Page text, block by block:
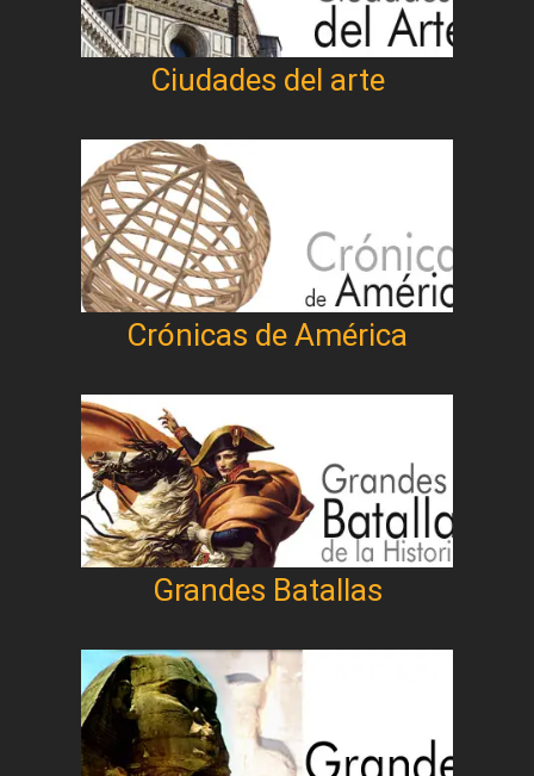
Ciudades del arte
Crónicas de América
Grandes Batallas